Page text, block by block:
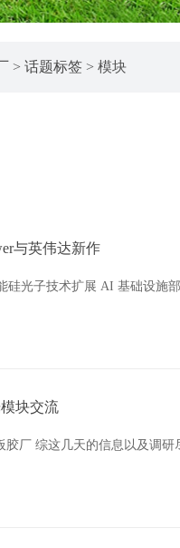
> 话题标签 > 模块
与英伟达新作
硅光子技术扩展 AI 基础设
块交流
胶厂 综这几天的信息以及调